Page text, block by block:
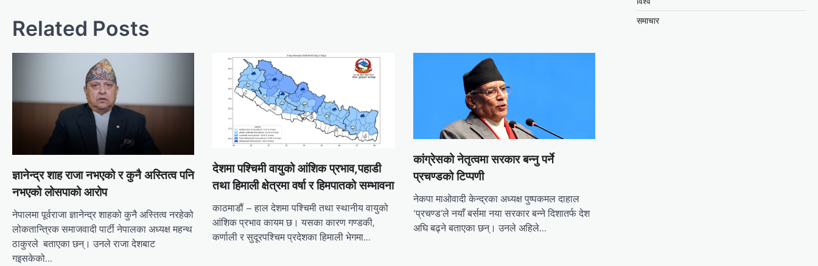
Related Posts
ज्ञानेन्द्र शाह राजा नभएको र कुनै अस्तित्व पनि
नभएको लोसपाको आरोप
नेपालमा पूर्वराजा ज्ञानेन्द्र शाहको कुनै अस्तित्व नरहेको
लोकतान्त्रिक समाजवादी पार्टी नेपालका अध्यक्ष महन्थ
ठाकुरले बताएका छन्। उनले राजा देशबाट
गइसकेको…
देशमा पश्चिमी वायुको आंशिक प्रभाव,पहाडी
तथा हिमाली क्षेत्रमा वर्षा र हिमपातको सम्भावना
काठमाडौं – हाल देशमा पश्चिमी तथा स्थानीय वायुको
आंशिक प्रभाव कायम छ। यसका कारण गण्डकी,
कर्णाली र सुदूरपश्चिम प्रदेशका हिमाली भेगमा…
कांग्रेसको नेतृत्वमा सरकार बन्नु पर्ने
प्रचण्डको टिप्पणी
नेकपा माओवादी केन्द्रका अध्यक्ष पुष्पकमल दाहाल
‘प्रचण्ड’ले नयाँ बर्समा नया सरकार बन्ने दिशातर्फ देश
अघि बढ्ने बताएका छन्। उनले अहिले…
समाचार